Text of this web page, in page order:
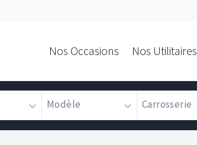
Nos Occasions Nos Utilitaires
Modèle Carrosserie